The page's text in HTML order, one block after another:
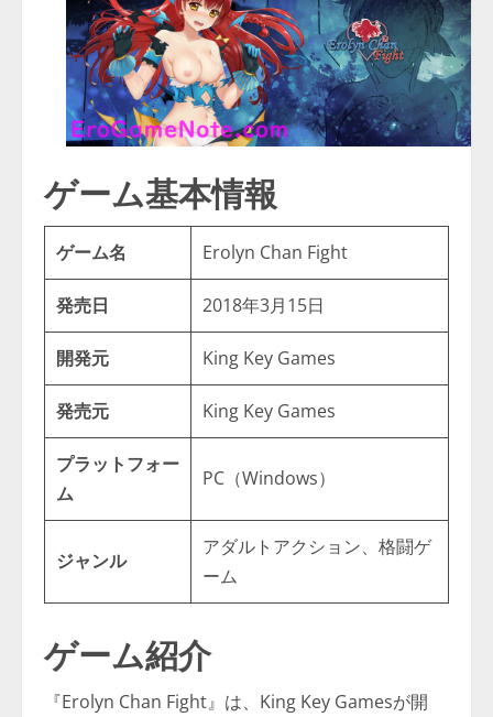
ゲーム基本情報
ゲーム名 Erolyn Chan Fight
発売日 2018年3月15日
開発元 King Key Games
発売元 King Key Games
プラットフォー
ム
PC（Windows）
ジャンル
アダルトアクション、格闘ゲ
ーム
ゲーム紹介
『Erolyn Chan Fight』は、King Key Gamesが開